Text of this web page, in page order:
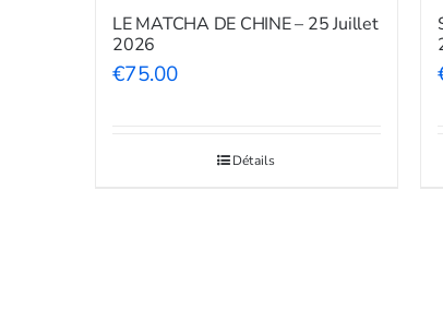
LE MATCHA DE CHINE – 25 Juillet
2026
€75.00
Détails